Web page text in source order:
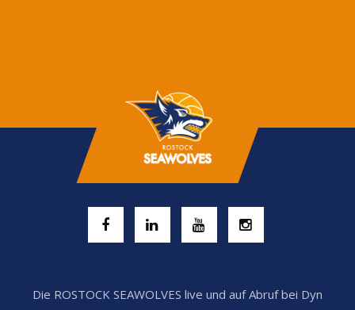
Die ROSTOCK SEAWOLVES live und auf Abruf bei Dyn